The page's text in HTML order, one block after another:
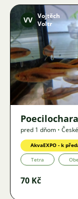
VV Vojtěch
Voltr
pred 1 dňom •
AkvaEXPO - k
Tetra Obe
70 Kč